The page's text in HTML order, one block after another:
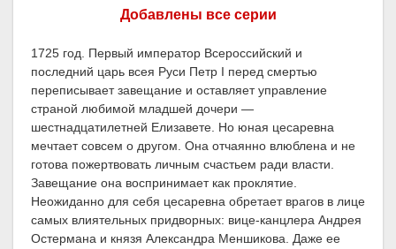
Добавлены все серии
1725 год. Первый император Всероссийский и
последний царь всея Руси Петр I перед смертью
переписывает завещание и оставляет управление
страной любимой младшей дочери —
шестнадцатилетней Елизавете. Но юная цесаревна
мечтает совсем о другом. Она отчаянно влюблена и не
готова пожертвовать личным счастьем ради власти.
Завещание она воспринимает как проклятие.
Неожиданно для себя цесаревна обретает врагов в лице
самых влиятельных придворных: вице-канцлера Андрея
Остермана и князя Александра Меншикова. Даже ее